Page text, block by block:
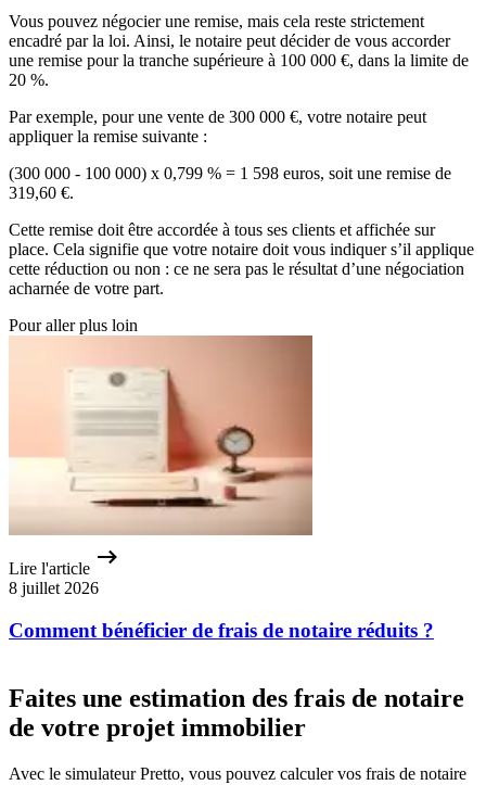
Vous pouvez négocier une remise, mais cela reste strictement
encadré par la loi. Ainsi, le notaire peut décider de vous accorder
une remise pour la tranche supérieure à 100 000 €, dans la limite de
20 %.
Par exemple, pour une vente de 300 000 €, votre notaire peut
appliquer la remise suivante :
(300 000 - 100 000) x 0,799 % = 1 598 euros, soit une remise de
319,60 €.
Cette remise doit être accordée à tous ses clients et affichée sur
place. Cela signifie que votre notaire doit vous indiquer s’il applique
cette réduction ou non : ce ne sera pas le résultat d’une négociation
acharnée de votre part.
Pour aller plus loin
Lire l'article
8 juillet 2026
Comment bénéficier de frais de notaire réduits ?
Faites une estimation des frais de notaire
de votre projet immobilier
Avec le simulateur Pretto, vous pouvez calculer vos frais de notaire